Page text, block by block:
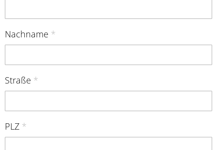
Nachname *
Straße *
PLZ *